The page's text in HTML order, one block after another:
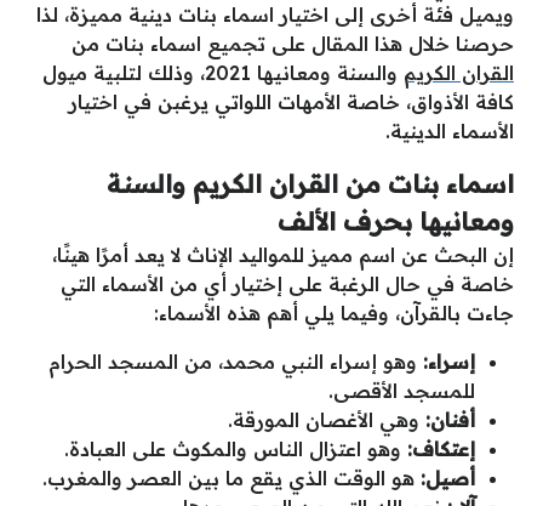
ويميل فئة أخرى إلى اختيار اسماء بنات دينية مميزة، لذا
حرصنا خلال هذا المقال على تجميع اسماء بنات من
القران الكريم
والسنة ومعانيها 2021، وذلك لتلبية ميول
كافة الأذواق، خاصة الأمهات اللواتي يرغبن في اختيار
الأسماء الدينية.
اسماء بنات من القران الكريم والسنة
ومعانيها بحرف الألف
إن البحث عن اسم مميز للمواليد الإناث لا يعد أمرًا هينًا،
خاصة في حال الرغبة على إختيار أي من الأسماء التي
جاءت بالقرآن، وفيما يلي أهم هذه الأسماء:
إسراء: وهو إسراء النبي محمد، من المسجد الحرام
للمسجد الأقصى.
أفنان: وهي الأغصان المورقة.
إعتكاف: وهو اعتزال الناس والمكوث على العبادة.
أصيل: هو الوقت الذي يقع ما بين العصر والمغرب.